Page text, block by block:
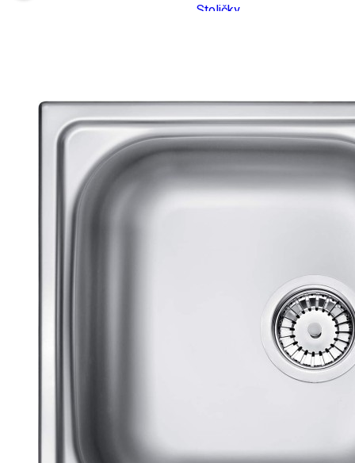
Stoličky
Doplnky do verejných
Madlá
Madlá k WC
Sprchové závesy
Tyče na sprchové závesy